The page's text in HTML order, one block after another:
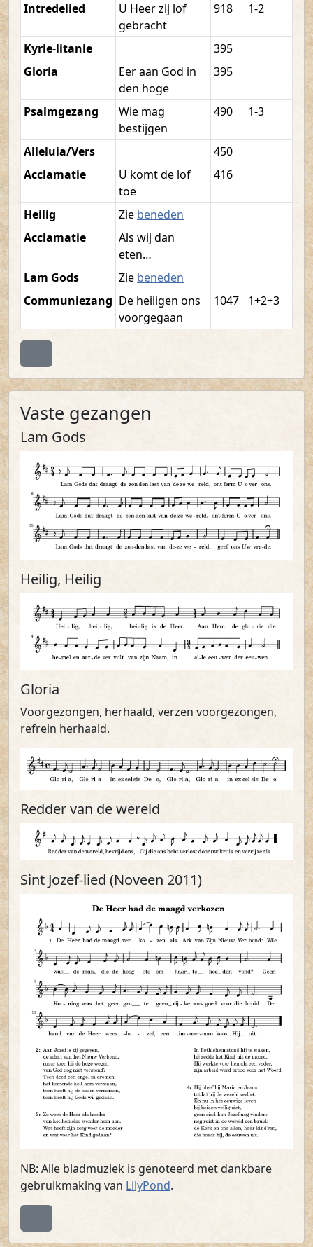
Intredelied
U Heer zij lof
gebracht
918 1-2
Kyrie-litanie
395
Gloria
Eer aan God in
den hoge
395
Psalmgezang
Wie mag
bestijgen
490 1-3
Alleluia/Vers
450
Acclamatie
U komt de lof
toe
416
Heilig Zie beneden
Acclamatie
Als wij dan
eten…
Lam Gods
Zie beneden
Communiezang De heiligen ons
voorgegaan
1047 1+2+3
Vaste gezangen
Lam Gods
Heilig, Heilig
Gloria
Voorgezongen, herhaald, verzen voorgezongen,
refrein herhaald.
Redder van de wereld
Sint Jozef-lied (Noveen 2011)
NB: Alle bladmuziek is genoteerd met dankbare
gebruikmaking van LilyPond.